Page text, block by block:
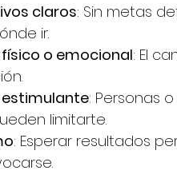
claros: Sin metas
ir.
o emocional: El
: Personas
limitarte.
: Esperar resultados